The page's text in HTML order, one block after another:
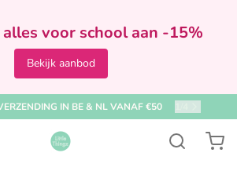
voor school aan -15%
Bekijk aanbod
IN BE & NL VANAF €50